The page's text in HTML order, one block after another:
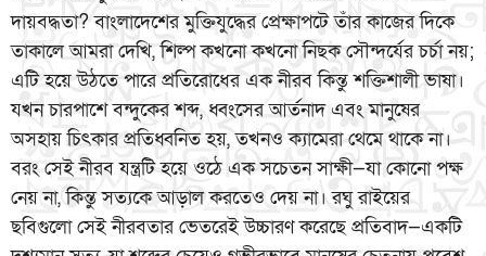
দায়বদ্ধতা? বাংলাদেশের মুক্তিযুদ্ধের প্রেক্ষাপটে তাঁর কাজের দিকে
তাকালে আমরা দেখি, শিল্প কখনো কখনো নিছক সৌন্দর্যের চর্চা নয়;
এটি হয়ে উঠতে পারে প্রতিরোধের এক নীরব কিন্তু শক্তিশালী ভাষা।
যখন চারপাশে বন্দুকের শব্দ, ধ্বংসের আর্তনাদ এবং মানুষের
অসহায় চিৎকার প্রতিধ্বনিত হয়, তখনও ক্যামেরা থেমে থাকে না।
বরং সেই নীরব যন্ত্রটি হয়ে ওঠে এক সচেতন সাক্ষী—যা কোনো পক্ষ
নেয় না, কিন্তু সত্যকে আড়াল করতেও দেয় না। রঘু রাইয়ের
ছবিগুলো সেই নীরবতার ভেতরেই উচ্চারণ করেছে প্রতিবাদ—একটি